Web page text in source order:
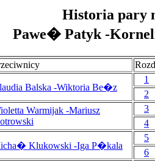
Historia pary
Pawe� Patyk -
Balska -Wiktoria Be�z
1
2
Warmijak -Mariusz
3
4
Klukowski -Iga P�kala
5
6